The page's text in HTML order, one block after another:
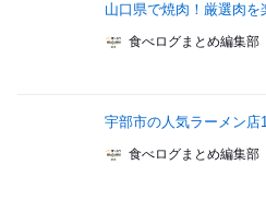
山口県で焼肉！厳選肉
食べログまとめ編集部
宇部市の人気ラーメン店
食べログまとめ編集部